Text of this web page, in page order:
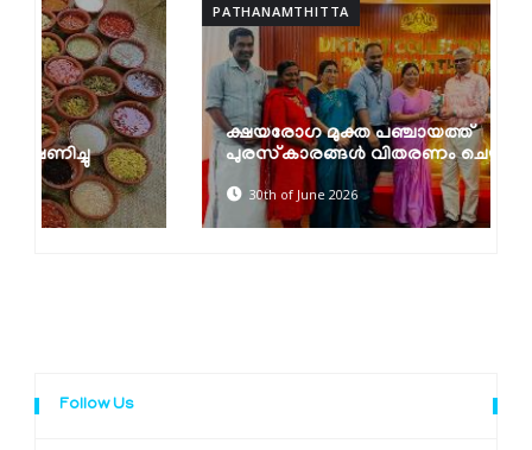
PATHANAMTHITTA
ക്ഷയരോഗ മുക്ത പഞ്ചായത്ത്
പുരസ്‌കാരങ്ങൾ വിതരണം ചെയ്തു
30th of June 2026
Follow Us